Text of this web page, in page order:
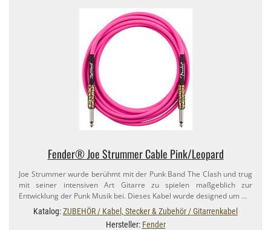
Fender® Joe Strummer Cable Pink/​Leopard
Joe Strummer wurde berühmt mit der Punk Band The Clash und trug
mit seiner intensiven Art Gitarre zu spielen maßgeblich zur
Entwicklung der Punk Musik bei. Dieses Kabel wurde designed um …
Katalog:ZUBEHÖR / Kabel, Stecker & Zubehör / Gitarrenkabel
Hersteller: Fender